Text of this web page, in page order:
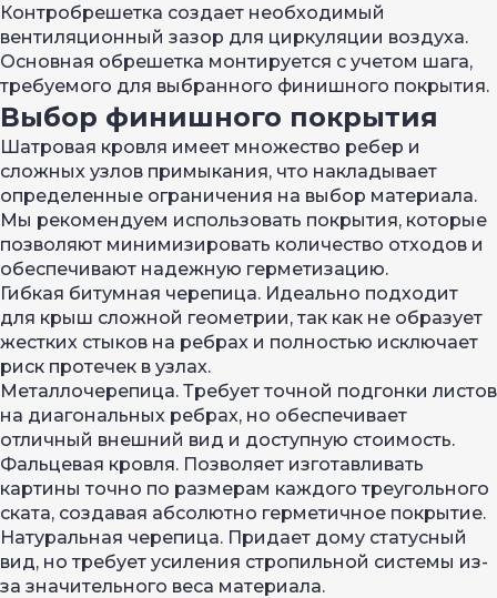
Контробрешетка создает необходимый
вентиляционный зазор для циркуляции воздуха.
Основная обрешетка монтируется с учетом шага,
требуемого для выбранного финишного покрытия.
Выбор финишного покрытия
Шатровая кровля имеет множество ребер и
сложных узлов примыкания, что накладывает
определенные ограничения на выбор материала.
Мы рекомендуем использовать покрытия, которые
позволяют минимизировать количество отходов и
обеспечивают надежную герметизацию.
Гибкая битумная черепица. Идеально подходит
для крыш сложной геометрии, так как не образует
жестких стыков на ребрах и полностью исключает
риск протечек в узлах.
Металлочерепица. Требует точной подгонки листов
на диагональных ребрах, но обеспечивает
отличный внешний вид и доступную стоимость.
Фальцевая кровля. Позволяет изготавливать
картины точно по размерам каждого треугольного
ската, создавая абсолютно герметичное покрытие.
Натуральная черепица. Придает дому статусный
вид, но требует усиления стропильной системы из-
за значительного веса материала.